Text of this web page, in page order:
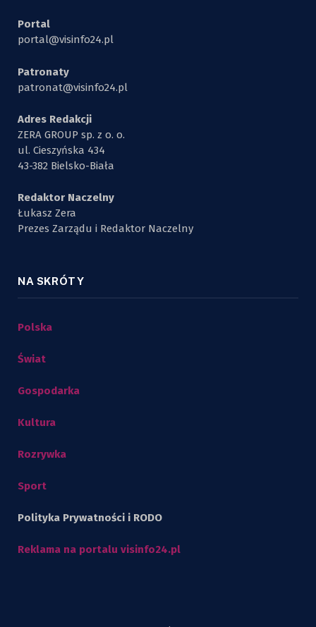
Portal
portal@visinfo24.pl
Patronaty
patronat@visinfo24.pl
Adres Redakcji
ZERA GROUP sp. z o. o.
ul. Cieszyńska 434
43-382 Bielsko-Biała
Redaktor Naczelny
Łukasz Zera
Prezes Zarządu i Redaktor Naczelny
NA SKRÓTY
Polska
Świat
Gospodarka
Kultura
Rozrywka
Sport
Polityka Prywatności i RODO
Reklama na portalu visinfo24.pl